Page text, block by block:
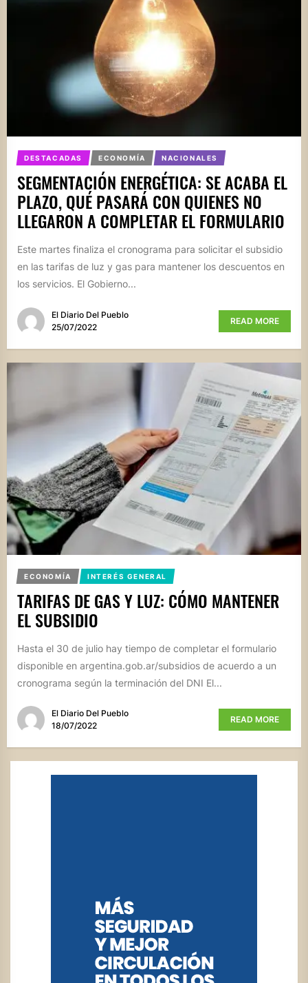
DESTACADAS ECONOMÍA NACIONALES
SEGMENTACIÓN ENERGÉTICA: SE ACABA EL
PLAZO, QUÉ PASARÁ CON QUIENES NO
LLEGARON A COMPLETAR EL FORMULARIO
Este martes finaliza el cronograma para solicitar el subsidio
en las tarifas de luz y gas para mantener los descuentos en
los servicios. El Gobierno...
El Diario Del Pueblo
25/07/2022
READ MORE
ECONOMÍA INTERÉS GENERAL
TARIFAS DE GAS Y LUZ: CÓMO MANTENER
EL SUBSIDIO
Hasta el 30 de julio hay tiempo de completar el formulario
disponible en argentina.gob.ar/subsidios de acuerdo a un
cronograma según la terminación del DNI El...
El Diario Del Pueblo
18/07/2022
READ MORE